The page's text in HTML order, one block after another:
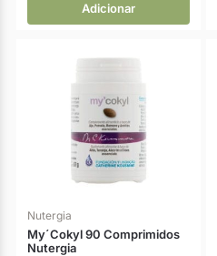
Adicionar
Nutergia
My´Cokyl 90 Comprimidos
Nutergia